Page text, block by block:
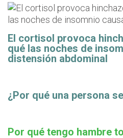
El cortisol provoca
qué las noches de
distensión abdominal
¿Por qué una persona
Por qué tengo hambre